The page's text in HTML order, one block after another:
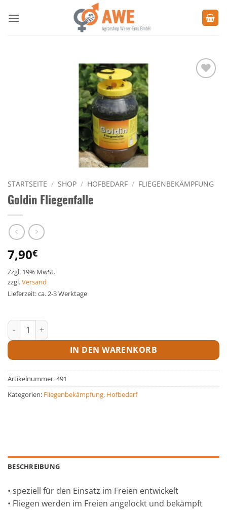
Inhalt
STARTSEITE / SHOP / HOFBEDARF / FLIEGENBEKÄMPFUNG
Goldin Fliegenfalle
7,90€
Zzgl. 19% MwSt.
zzgl.Versand
Lieferzeit: ca. 2-3 Werktage
Goldin Fliegenfalle Menge
IN DEN WARENKORB
Artikelnummer:491
Kategorien: Fliegenbekämpfung, Hofbedarf
BESCHREIBUNG
• speziell für den Einsatz im Freien entwickelt
• Fliegen werden im Freien angelockt und bekämpft